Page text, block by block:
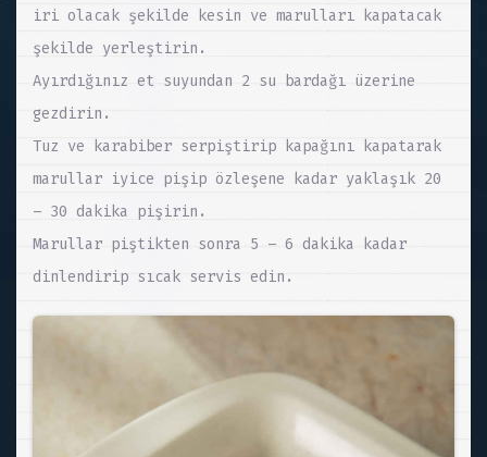
iri olacak şekilde kesin ve marulları kapatacak
şekilde yerleştirin.
Ayırdığınız et suyundan 2 su bardağı üzerine
gezdirin.
Tuz ve karabiber serpiştirip kapağını kapatarak
marullar iyice pişip özleşene kadar yaklaşık 20
– 30 dakika pişirin.
Marullar piştikten sonra 5 – 6 dakika kadar
dinlendirip sıcak servis edin.